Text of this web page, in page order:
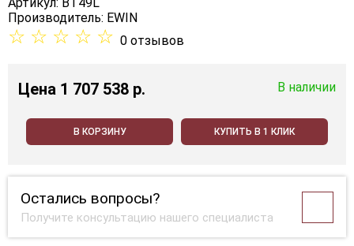
Артикул: BT49L
Производитель: EWIN
☆ ☆ ☆ ☆ ☆ 0 отзывов
Цена 1 707 538 p. В наличии
В КОРЗИНУ КУПИТЬ В 1 КЛИК
Остались вопросы?
Получите консультацию нашего специалиста